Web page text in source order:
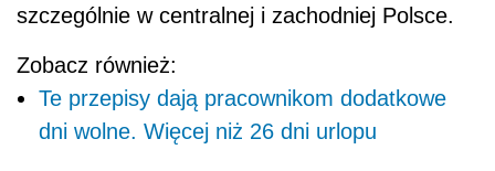
szczególnie w centralnej i zachodniej Polsce.
Zobacz również:
Te przepisy dają pracownikom dodatkowe
dni wolne. Więcej niż 26 dni urlopu